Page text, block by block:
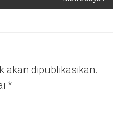
akan dipublikasikan.
*